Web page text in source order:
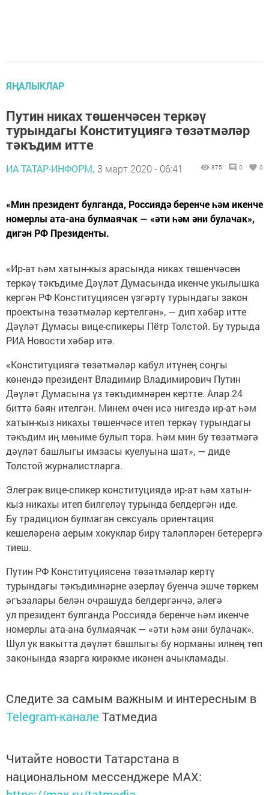
ЯҢАЛЫКЛАР
Путин никах төшенчәсен теркәү
турындагы Конституциягә төзәтмәләр
тәкъдим итте
ИА ТАТАР-ИНФОРМ, 3 март 2020 - 06:41 875 0 0
«Мин президент булганда, Россиядә беренче һәм икенче
номерлы ата-ана булмаячак — «әти һәм әни булачак»,
дигән РФ Президенты.
«Ир-ат һәм хатын-кыз арасында никах төшенчәсен
теркәү тәкъдиме Дәүләт Думасында икенче укылышка
кергән РФ Конституциясен үзгәртү турындагы закон
проектына төзәтмәләр кертелгән», — дип хәбәр итте
Дәүләт Думасы вице-спикеры Пётр Толстой. Бу турыда
РИА Новости хәбәр итә.
«Конституциягә төзәтмәләр кабул итүнең соңгы
көнендә президент Владимир Владимирович Путин
Дәүләт Думасына үз тәкъдимнәрен кертте. Алар 24
биттә бәян ителгән. Минем өчен исә нигездә ир-ат һәм
хатын-кыз никахы төшенчәсе итеп теркәү турындагы
тәкъдим иң мөһиме булып тора. Һәм мин бу төзәтмәгә
дәүләт башлыгы имзасы куелуына шат», — диде
Толстой журналистларга.
Элегрәк вице-спикер конституциядә ир-ат һәм хатын-
кыз никахы итеп билгеләү турында белдергән иде.
Бу традицион булмаган сексуаль ориентация
кешеләренә аерым хокуклар бирү таләпләрен бетерергә
тиеш.
Путин РФ Конституциясенә төзәтмәләр кертү
турындагы тәкъдимнәрне әзерләү буенча эшче төркем
әгъзалары белән очрашуда белдергәнчә, әлегә
ул президент булганда Россиядә беренче һәм икенче
номерлы ата-ана булмаячак — «әти һәм әни булачак».
Шул ук вакытта дәүләт башлыгы бу норманы илнең төп
законында язарга кирәкме икәнен ачыкламады.
Следите за самым важным и интересным в
Telegram-канале Татмедиа
Читайте новости Татарстана в
национальном мессенджере MАХ: